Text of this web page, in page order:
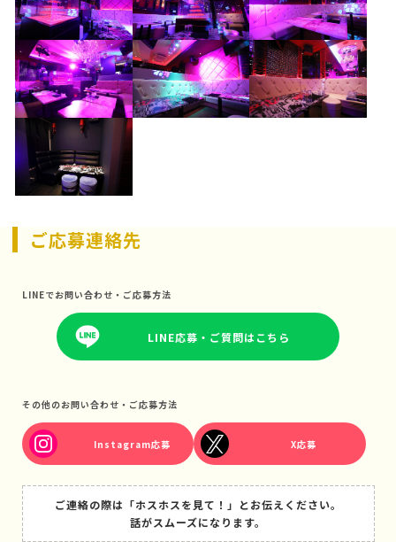
ご応募連絡先
LINEでお問い合わせ・ご応募方法
LINE応募・ご質問はこちら
その他のお問い合わせ・ご応募方法
Instagram応募 X応募
ご連絡の際は「ホスホスを見て！」とお伝えください。
話がスムーズになります。